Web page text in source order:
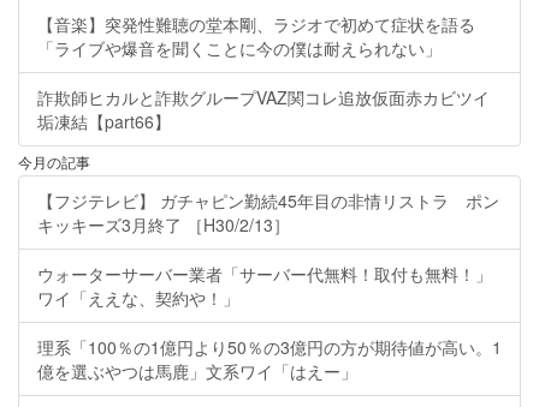
【音楽】突発性難聴の堂本剛、ラジオで初めて症状を語る
「ライブや爆音を聞くことに今の僕は耐えられない」
詐欺師ヒカルと詐欺グループVAZ関コレ追放仮面赤カビツイ
垢凍結【part66】
今月の記事
【フジテレビ】 ガチャピン勤続45年目の非情リストラ ポン
キッキーズ3月終了 ［H30/2/13］
ウォーターサーバー業者「サーバー代無料！取付も無料！」
ワイ「ええな、契約や！」
理系「100％の1億円より50％の3億円の方が期待値が高い。1
億を選ぶやつは馬鹿」文系ワイ「はえー」